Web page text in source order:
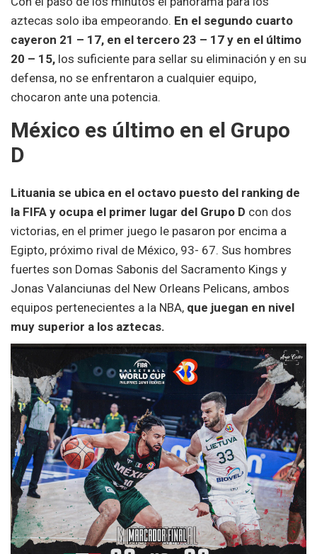
aztecas solo iba empeorando. En el segundo cuarto
cayeron 21 – 17, en el tercero 23 – 17 y en el último
20 – 15, los suficiente para sellar su eliminación y en su
defensa, no se enfrentaron a cualquier equipo,
chocaron ante una potencia.
México es último en el Grupo
D
Lituania se ubica en el octavo puesto del ranking de
la FIFA y ocupa el primer lugar del Grupo D con dos
victorias, en el primer juego le pasaron por encima a
Egipto, próximo rival de México, 93- 67. Sus hombres
fuertes son Domas Sabonis del Sacramento Kings y
Jonas Valanciunas del New Orleans Pelicans, ambos
equipos pertenecientes a la NBA, que juegan en nivel
muy superior a los aztecas.